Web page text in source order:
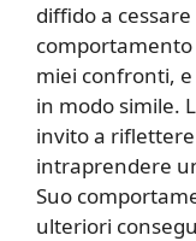
diffido a
miei confronti,
in modo simile.
invito a
intraprendere
Suo
ulteriori